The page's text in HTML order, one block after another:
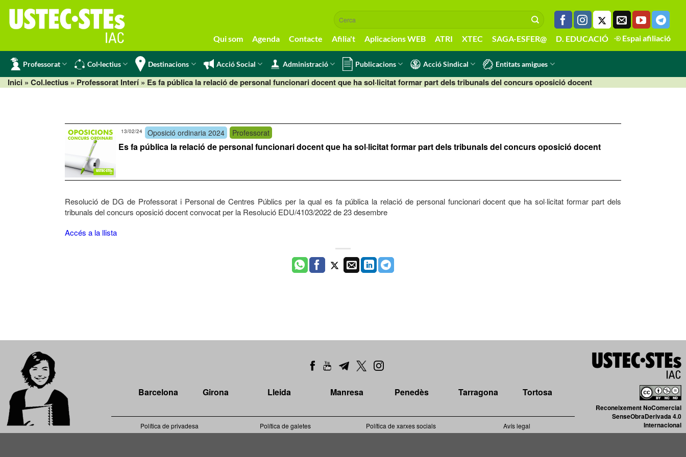
content
Qui som Agenda Contacte Afilia't Aplicacions WEB ATRI XTEC SAGA-ESFER@ D. EDUCACIÓ Espai afiliació
Professorat Col·lectius Destinacions Acció Social Administració Publicacions Acció Sindical Entitats amigues
Inici » Col.lectius » Professorat Interí » Es fa pública la relació de personal funcionari docent que ha sol·licitat formar part dels tribunals del concurs oposició docent
Oposició ordinaria 2024 Professorat
13/02/24
Es fa pública la relació de personal funcionari docent que ha sol·licitat formar part dels tribunals del concurs oposició docent
Resolució de DG de Professorat i Personal de Centres Públics per la qual es fa pública la relació de personal funcionari docent que ha sol·licitat formar part dels
tribunals del concurs oposició docent convocat per la Resolució EDU/4103/2022 de 23 desembre
Accés a la llista
Barcelona Girona Lleida Manresa Penedès Tarragona Tortosa
Política de privadesa Política de galetes Política de xarxes socials Avís legal
Reconeixement NoComercial
SenseObraDerivada 4.0
Internacional